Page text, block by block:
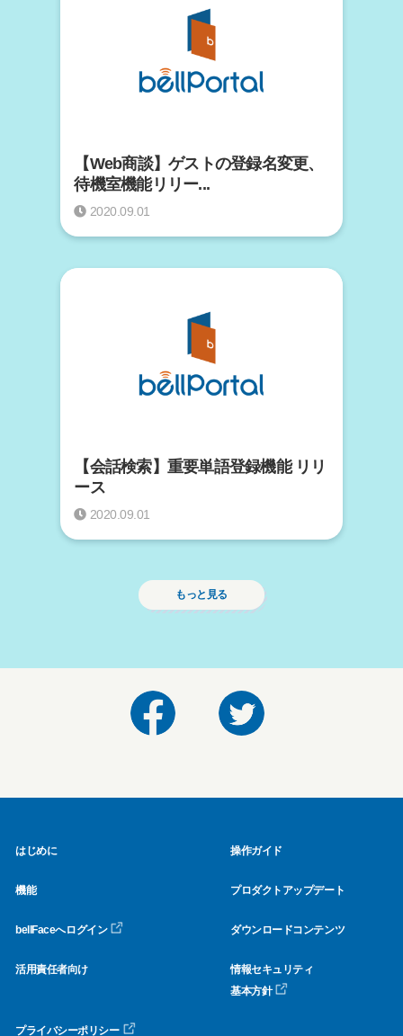
【Web商談】ゲストの登録名変更、
待機室機能リリー...
2020.09.01
【会話検索】重要単語登録機能 リリ
ース
2020.09.01
もっと見る
はじめに 操作ガイド
機能 プロダクトアップデート
bellFaceへログイン ダウンロードコンテンツ
活用責任者向け
情報セキュリティ
基本方針
プライバシーポリシー